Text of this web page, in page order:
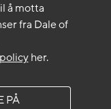
å motta
fra Dale of
her.
PÅ